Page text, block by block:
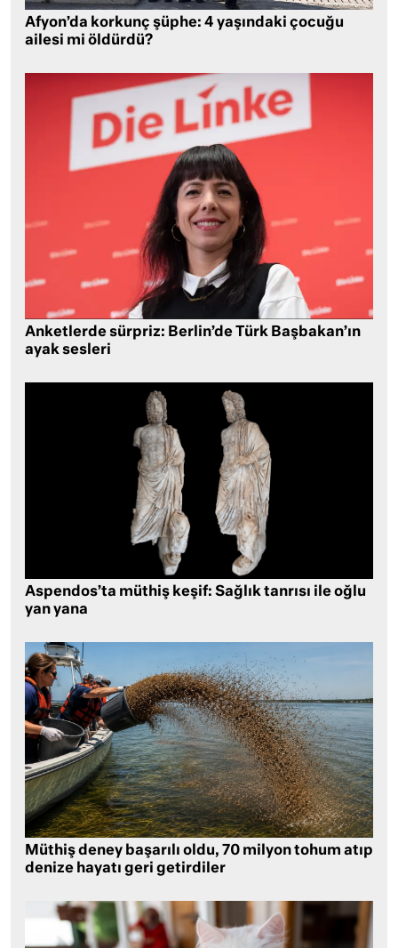
Afyon’da korkunç şüphe: 4 yaşındaki çocuğu
ailesi mi öldürdü?
Anketlerde sürpriz: Berlin’de Türk Başbakan’ın
ayak sesleri
Aspendos’ta müthiş keşif: Sağlık tanrısı ile oğlu
yan yana
Müthiş deney başarılı oldu, 70 milyon tohum atıp
denize hayatı geri getirdiler